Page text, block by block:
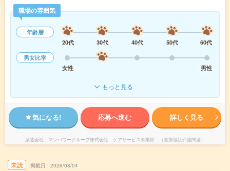
職場の雰囲気
年齢層
20代
30代 40代 50代
60代
男女比率
女性
男性
もっと見る
気になる! 応募へ進む 詳しく見る
派遣会社 マンパワーグループ株式会社 ケアサービス事業部 （医療福祉介護関連）
未読 掲載日 2026/08/04